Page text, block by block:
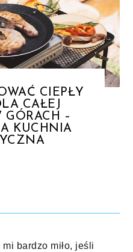
CIEPŁY
CAŁEJ
–
KUCHNIA
bardzo miło, jeśli